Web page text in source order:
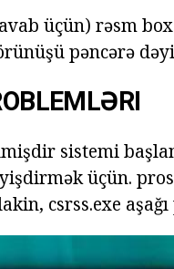
üçün) rəsm
pəncərə
sistemi
üçün.
csrss.exe